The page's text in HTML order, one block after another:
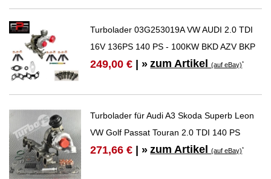
Turbolader 03G253019A VW AUDI 2.0 TDI
16V 136PS 140 PS - 100KW BKD AZV BKP
249,00 € | » zum Artikel(auf eBay)*
Turbolader für Audi A3 Skoda Superb Leon
VW Golf Passat Touran 2.0 TDI 140 PS
271,66 € | » zum Artikel(auf eBay)*